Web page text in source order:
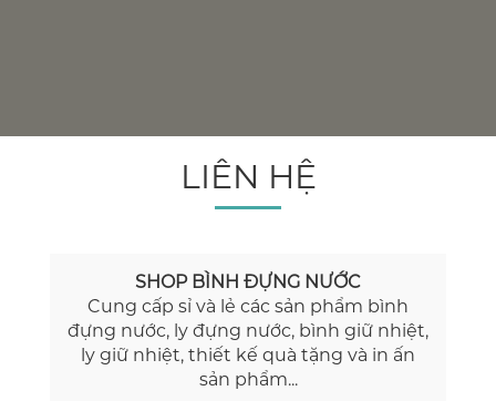
LIÊN HỆ
SHOP BÌNH ĐỰNG NƯỚC
Cung cấp sỉ và lẻ các sản phẩm bình
đựng nước, ly đựng nước, bình giữ nhiệt,
ly giữ nhiệt, thiết kế quà tặng và in ấn
sản phẩm...